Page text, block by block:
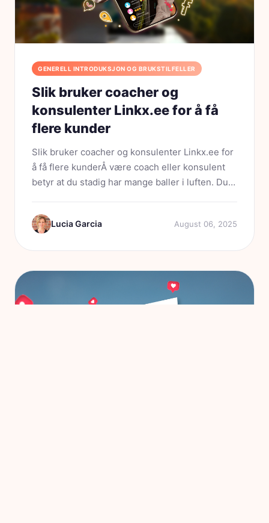
GENERELL INTRODUKSJON OG BRUKSTILFELLER
Slik bruker coacher og
konsulenter Linkx.ee for å få
flere kunder
Slik bruker coacher og konsulenter Linkx.ee for
å få flere kunderÅ være coach eller konsulent
betyr at du stadig har mange baller i luften. Du
bedriftene sine – samtidig som du driver din
egen virksomhet....
Lucia Garcia August 06, 2025